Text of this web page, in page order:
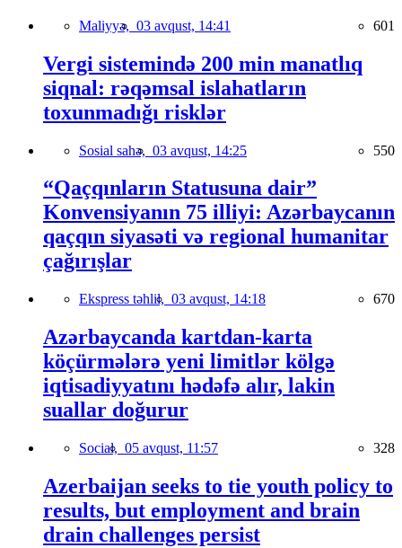
Maliyyə, 03 avqust, 14:41 601
Vergi sistemində 200 min manatlıq
siqnal: rəqəmsal islahatların
toxunmadığı risklər
Sosial sahə, 03 avqust, 14:25 550
“Qaçqınların Statusuna dair”
Konvensiyanın 75 illiyi: Azərbaycanın
qaçqın siyasəti və regional humanitar
çağırışlar
Ekspress təhlil, 03 avqust, 14:18 670
Azərbaycanda kartdan-karta
köçürmələrə yeni limitlər kölgə
iqtisadiyyatını hədəfə alır, lakin
suallar doğurur
Social, 05 avqust, 11:57 328
Azerbaijan seeks to tie youth policy to
results, but employment and brain
drain challenges persist